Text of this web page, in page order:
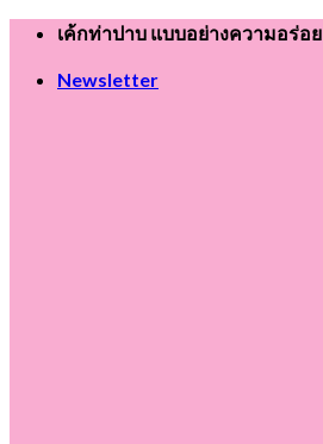
Skip
content
เค้กท่าปาบ แบบอย่างความอร่อย
Newsletter